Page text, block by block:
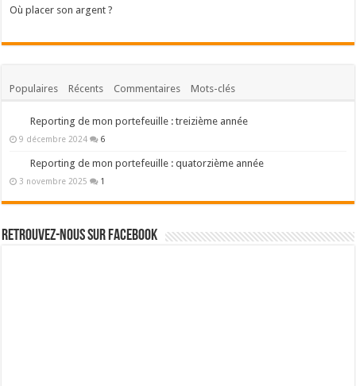
Où placer son argent ?
Populaires Récents Commentaires Mots-clés
Reporting de mon portefeuille : treizième année
9 décembre 2024 6
Reporting de mon portefeuille : quatorzième année
3 novembre 2025 1
Retrouvez-nous sur Facebook